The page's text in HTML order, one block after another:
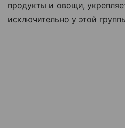
продукты и овощи,
исключительно у этой